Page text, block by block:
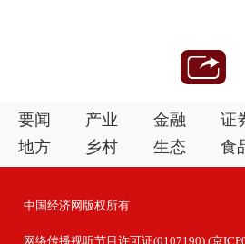
要闻 产业 金融 证
地方
乡村 生态 食
中国经济网版权所有
网络传播视听节目许可证(0107190) (京